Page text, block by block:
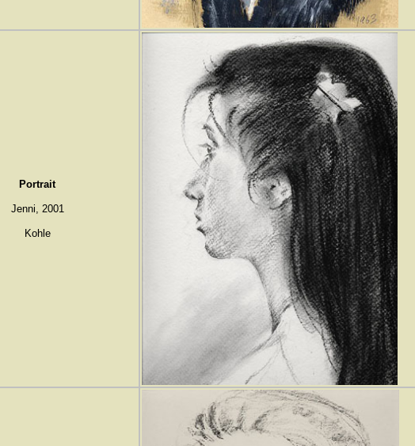
Portrait
Jenni, 2001
Kohle